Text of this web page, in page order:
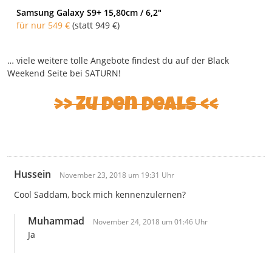
Samsung Galaxy S9+ 15,80cm / 6,2″
für nur 549 € (statt 949 €)
… viele weitere tolle Angebote findest du auf der Black
Weekend Seite bei SATURN!
>> Zu den Deals <<
Hussein November 23, 2018 um 19:31 Uhr
Cool Saddam, bock mich kennenzulernen?
Muhammad November 24, 2018 um 01:46 Uhr
Ja